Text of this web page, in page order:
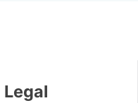
Legal